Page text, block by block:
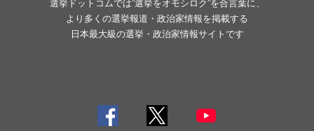
選挙ドットコムでは”選挙をオモシロク”を合言葉に、
より多くの選挙報道・政治家情報を掲載する
日本最大級の選挙・政治家情報サイトです